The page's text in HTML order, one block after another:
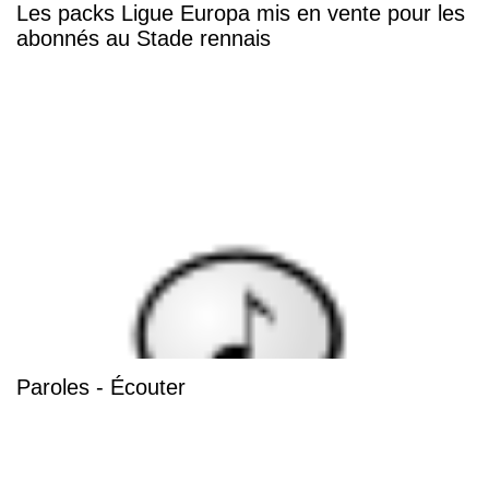
Les packs Ligue Europa mis en vente pour les
abonnés au Stade rennais
Paroles - Écouter